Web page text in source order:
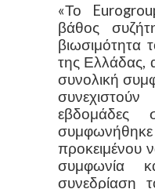
«Το
βάθος
βιωσιμότητα
της Ελλάδας,
συνολική
εβδομάδες
προκειμένου
συμφωνία
συνεδρίαση